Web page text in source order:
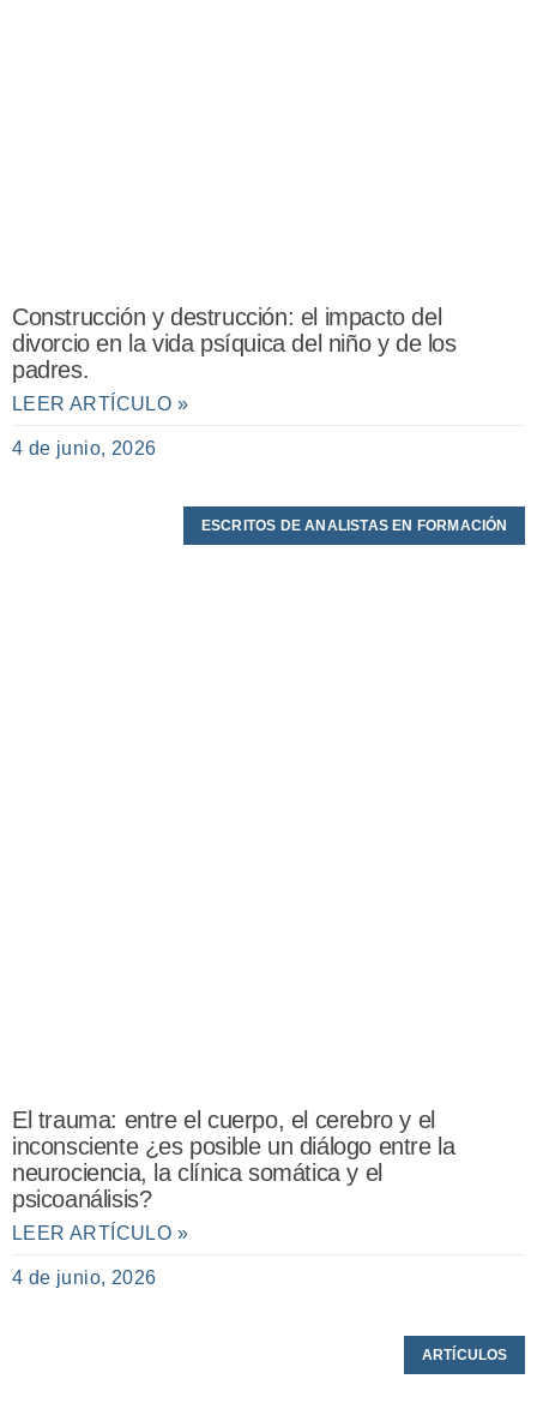
Construcción y destrucción: el impacto del
divorcio en la vida psíquica del niño y de los
padres.
LEER ARTÍCULO »
4 de junio, 2026
ESCRITOS DE ANALISTAS EN FORMACIÓN
El trauma: entre el cuerpo, el cerebro y el
inconsciente ¿es posible un diálogo entre la
neurociencia, la clínica somática y el
psicoanálisis?
LEER ARTÍCULO »
4 de junio, 2026
ARTÍCULOS